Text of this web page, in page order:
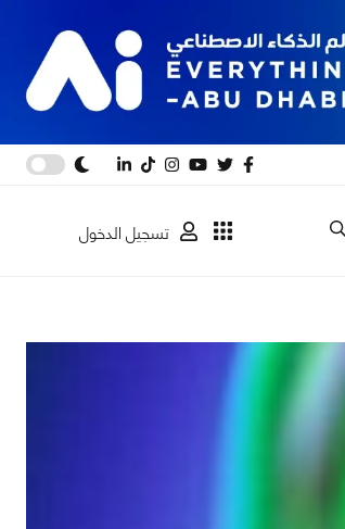
تسجيل الدخول